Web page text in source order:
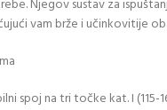
Njegov sustav za
vam brže i učinkovitije
spoj na tri točke kat. I (115-